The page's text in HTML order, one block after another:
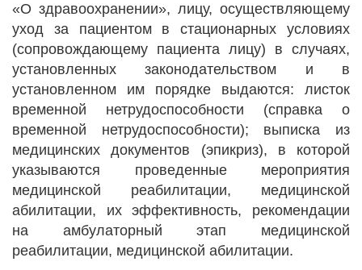
«О здравоохранении», лицу, осуществляющему
уход за пациентом в стационарных условиях
(сопровождающему пациента лицу) в случаях,
установленных законодательством и в
установленном им порядке выдаются: листок
временной нетрудоспособности (справка о
временной нетрудоспособности); выписка из
медицинских документов (эпикриз), в которой
указываются проведенные мероприятия
медицинской реабилитации, медицинской
абилитации, их эффективность, рекомендации
на амбулаторный этап медицинской
реабилитации, медицинской абилитации.